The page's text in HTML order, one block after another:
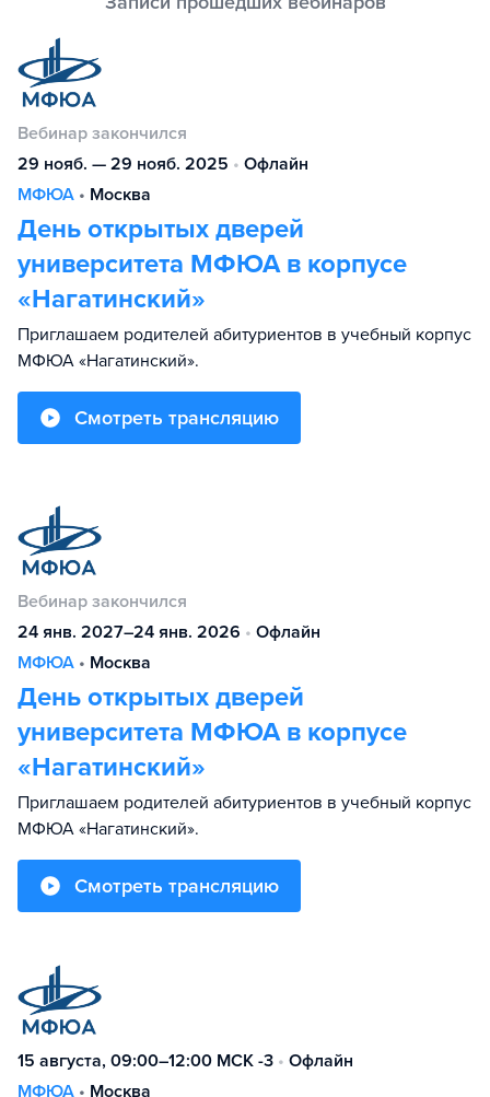
Вебинар закончился
29 нояб. — 29 нояб. 2025 • Офлайн
МФЮА • Москва
День открытых дверей
университета МФЮА в корпусе
«Нагатинский»
Приглашаем родителей абитуриентов в учебный корпус
МФЮА «Нагатинский».
Смотреть трансляцию
Вебинар закончился
24 янв. 2027–24 янв. 2026 • Офлайн
МФЮА • Москва
День открытых дверей
университета МФЮА в корпусе
«Нагатинский»
Приглашаем родителей абитуриентов в учебный корпус
МФЮА «Нагатинский».
Смотреть трансляцию
15 августа, 09:00–12:00 МСК -3 • Офлайн
МФЮА • Москва